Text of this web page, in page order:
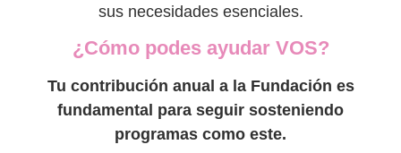
sus necesidades esenciales.
¿Cómo podes ayudar VOS?
Tu contribución anual a la Fundación es
fundamental para seguir sosteniendo
programas como este.